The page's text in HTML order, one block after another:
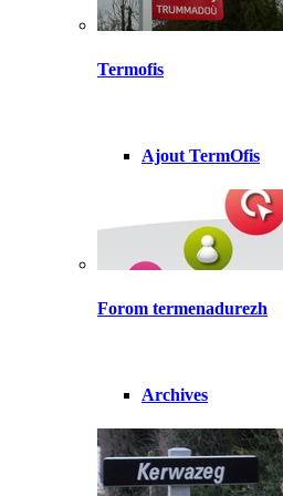
Termofis
Ajout TermOfis
Forom termenadurezh
Archives